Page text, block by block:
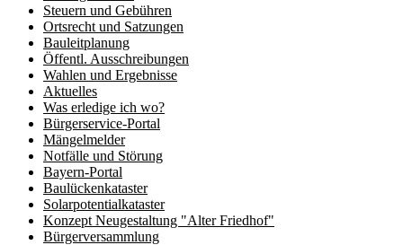
Steuern und Gebühren
Ortsrecht und Satzungen
Bauleitplanung
Öffentl. Ausschreibungen
Wahlen und Ergebnisse
Aktuelles
Was erledige ich wo?
Bürgerservice-Portal
Mängelmelder
Notfälle und Störung
Bayern-Portal
Baulückenkataster
Solarpotentialkataster
Konzept Neugestaltung "Alter Friedhof"
Bürgerversammlung